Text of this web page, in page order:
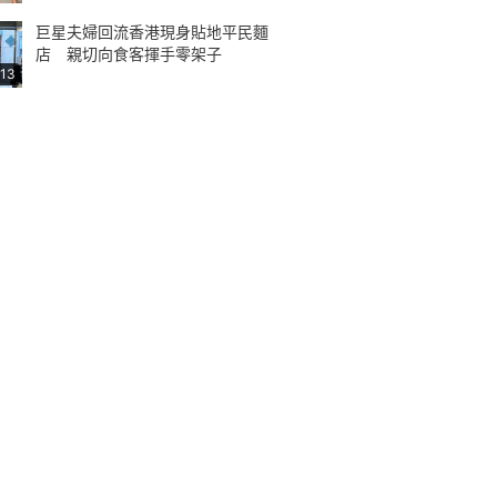
巨星夫婦回流香港現身貼地平民麵
店 親切向食客揮手零架子